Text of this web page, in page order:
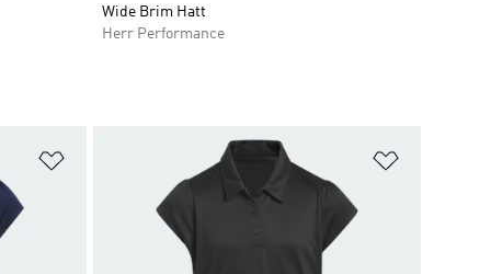
Wide Brim Hatt
Herr Performance
Lägg till på önskelistan